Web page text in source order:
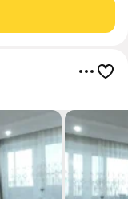
удобная